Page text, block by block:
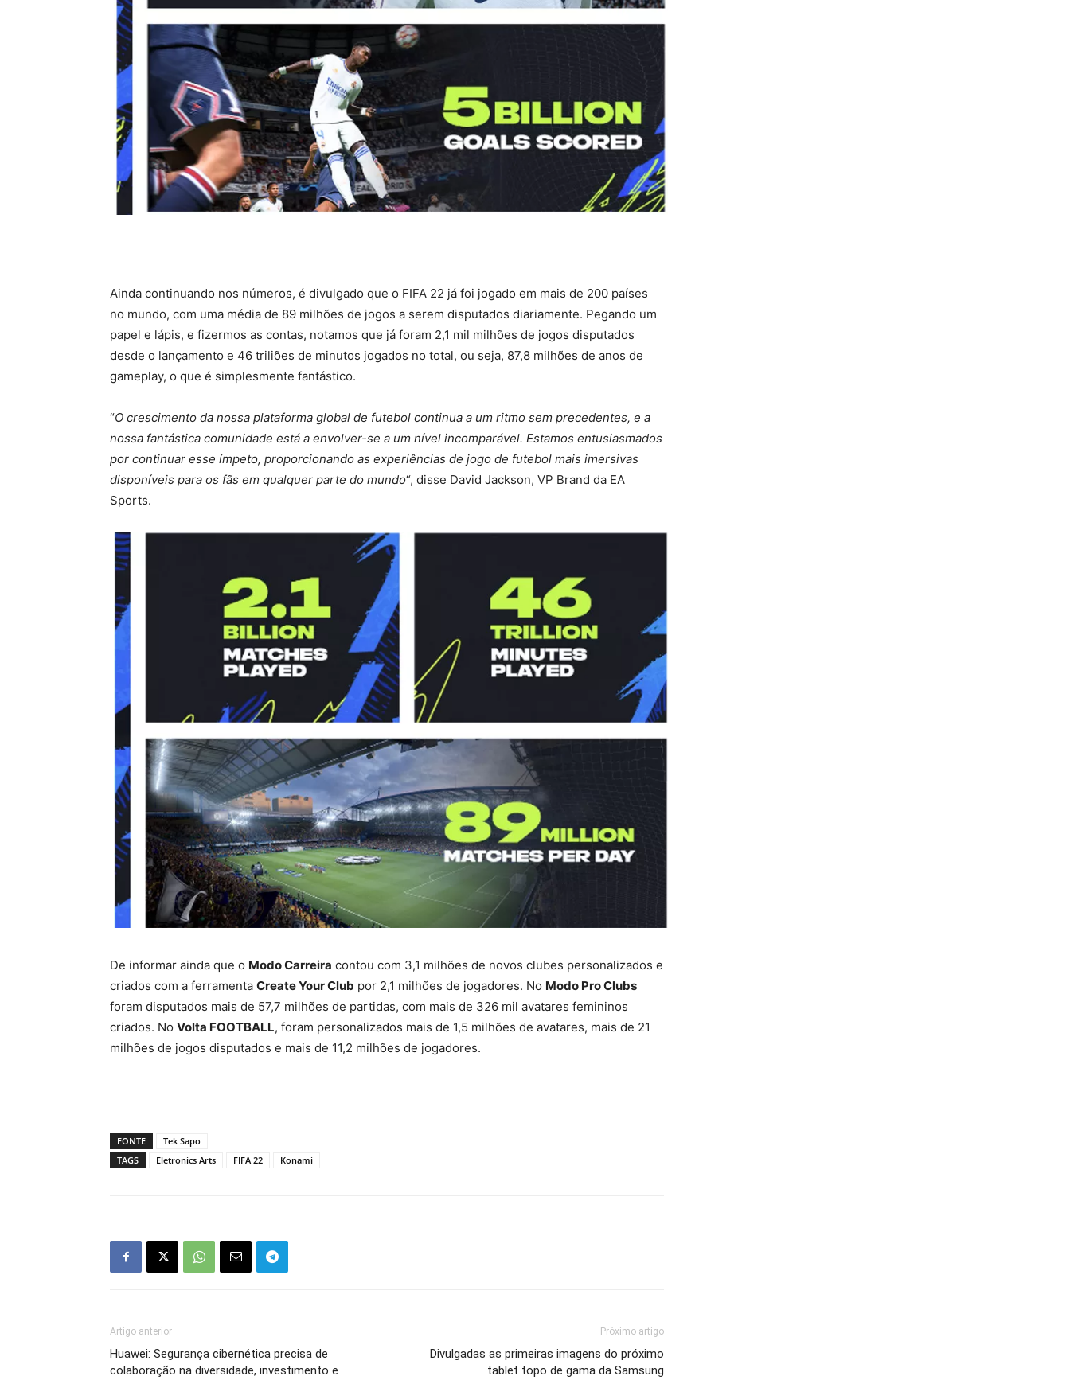
Ainda continuando nos números, é divulgado que o FIFA 22 já foi jogado em mais de 200 países
no mundo, com uma média de 89 milhões de jogos a serem disputados diariamente. Pegando um
papel e lápis, e fizermos as contas, notamos que já foram 2,1 mil milhões de jogos disputados
desde o lançamento e 46 triliões de minutos jogados no total, ou seja, 87,8 milhões de anos de
gameplay, o que é simplesmente fantástico.
“O crescimento da nossa plataforma global de futebol continua a um ritmo sem precedentes, e a
nossa fantástica comunidade está a envolver-se a um nível incomparável. Estamos entusiasmados
por continuar esse ímpeto, proporcionando as experiências de jogo de futebol mais imersivas
disponíveis para os fãs em qualquer parte do mundo“, disse David Jackson, VP Brand da EA
Sports.
De informar ainda que o Modo Carreira contou com 3,1 milhões de novos clubes personalizados e
criados com a ferramenta Create Your Club por 2,1 milhões de jogadores. No Modo Pro Clubs
foram disputados mais de 57,7 milhões de partidas, com mais de 326 mil avatares femininos
criados. No Volta FOOTBALL, foram personalizados mais de 1,5 milhões de avatares, mais de 21
milhões de jogos disputados e mais de 11,2 milhões de jogadores.
FONTE
Tek Sapo
TAGS
Eletronics Arts FIFA 22 Konami
Artigo anterior
Huawei: Segurança cibernética precisa de
colaboração na diversidade, investimento e
Próximo artigo
Divulgadas as primeiras imagens do próximo
tablet topo de gama da Samsung